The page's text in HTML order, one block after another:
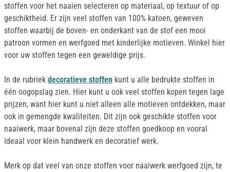
stoffen voor het naaien selecteren op materiaal, op textuur of op
geschiktheid. Er zijn veel stoffen van 100% katoen, geweven
stoffen waarbij de boven- en onderkant van de stof een mooi
patroon vormen en werfgoed met kinderlijke motieven. Winkel hier
voor uw stoffen tegen een geweldige prijs.
In de rubriek decoratieve stoffen kunt u alle bedrukte stoffen in
één oogopslag zien. Hier kunt u ook veel stoffen kopen tegen lage
prijzen, want hier kunt u niet alleen alle motieven ontdekken, maar
ook in gemengde kwaliteiten. Dit zijn ook geschikte stoffen voor
naaiwerk, maar bovenal zijn deze stoffen goedkoop en vooral
ideaal voor klein handwerk en decoratief werk.
Merk op dat veel van onze stoffen voor naaiwerk werfgoed zijn, te